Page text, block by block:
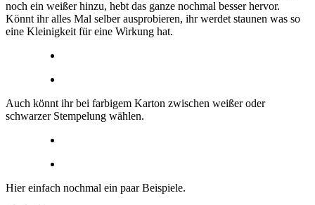
noch ein weißer hinzu, hebt das ganze nochmal besser hervor.
Könnt ihr alles Mal selber ausprobieren, ihr werdet staunen was so
eine Kleinigkeit für eine Wirkung hat.
Auch könnt ihr bei farbigem Karton zwischen weißer oder
schwarzer Stempelung wählen.
Hier einfach nochmal ein paar Beispiele.